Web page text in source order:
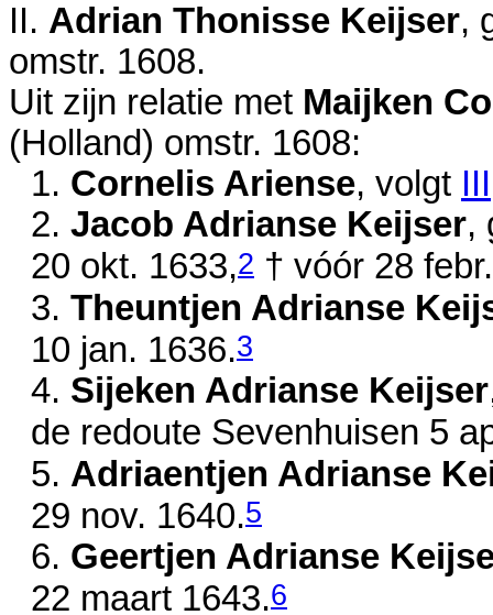
II. Adrian Thonisse Keijser,
omstr. 1608.
Uit zijn relatie met Maijken
(Holland) omstr. 1608:
1. Cornelis Ariense, volgt III
2. Jacob Adrianse Keijser,
20 okt. 1633,2 † vóór 28
3. Theuntjen Adrianse
10 jan. 1636.3
4. Sijeken Adrianse Keijser
de redoute Sevenhuisen 5
5. Adriaentjen Adrianse
29 nov. 1640.5
6. Geertjen Adrianse
22 maart 1643.6